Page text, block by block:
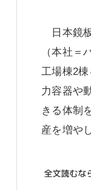
日本鏡
（本社＝
工場棟2
力容器や
きる体制
産を増や